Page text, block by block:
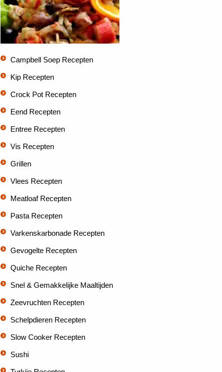
Campbell Soep Recepten
Kip Recepten
Crock Pot Recepten
Eend Recepten
Entree Recepten
Vis Recepten
Grillen
Vlees Recepten
Meatloaf Recepten
Pasta Recepten
Varkenskarbonade Recepten
Gevogelte Recepten
Quiche Recepten
Snel & Gemakkelijke Maaltijden
Zeevruchten Recepten
Schelpdieren Recepten
Slow Cooker Recepten
Sushi